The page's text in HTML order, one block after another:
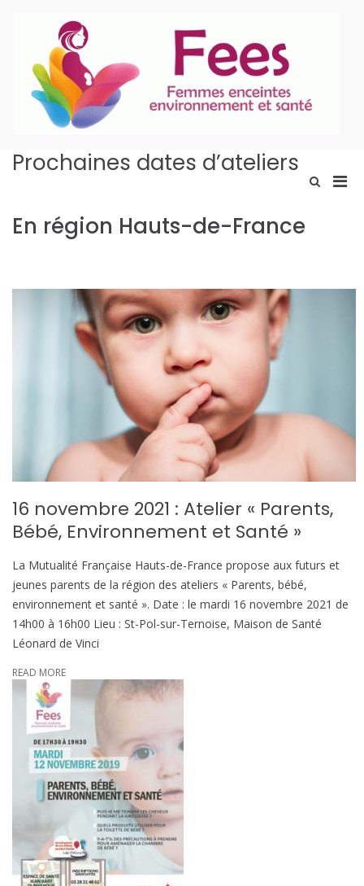
Afficher
Prochaines dates d’ateliers
En région Hauts-de-France
16 novembre 2021 : Atelier « Parents,
Bébé, Environnement et Santé »
La Mutualité Française Hauts-de-France propose aux futurs et
jeunes parents de la région des ateliers « Parents, bébé,
environnement et santé ». Date : le mardi 16 novembre 2021 de
14h00 à 16h00 Lieu : St-Pol-sur-Ternoise, Maison de Santé
Léonard de Vinci
READ MORE